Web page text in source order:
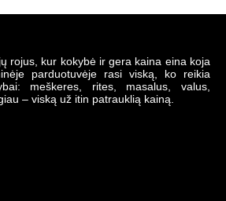
rojus, kur kokybė ir gera kaina eina koja
parduotuvėje rasi viską, ko reikia
meškeres, rites, masalus, valus,
– viską už itin patrauklią kainą.